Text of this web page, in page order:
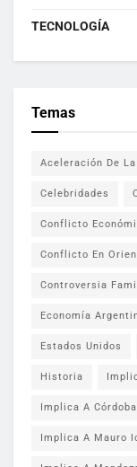
TECNOLOGÍA
Temas
Aceleración De
Celebridades
Conflicto
Conflicto En
Controversia
Economía
Estados Unidos
Historia
Implica A Córdoba
Implica A Mauro